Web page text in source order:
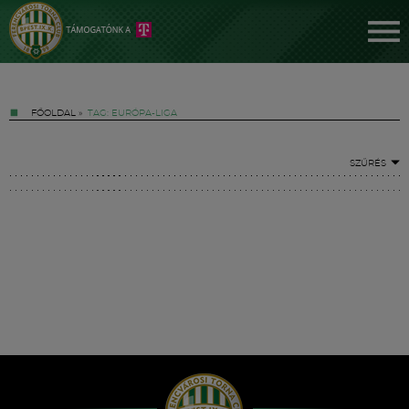
FŐOLDAL » TAG: EURÓPA-LIGA
SZŰRÉS
Hírek